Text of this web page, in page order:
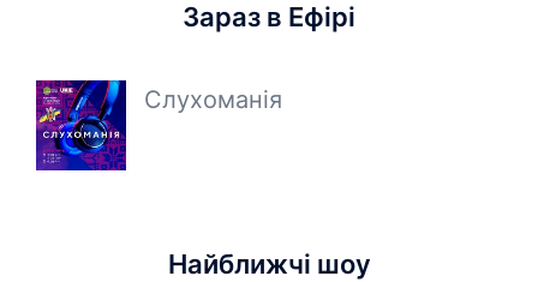
Зараз в Ефірі
Слухоманія
Найближчі шоу